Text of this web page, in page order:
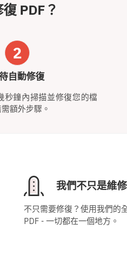
PDF？
2
自動修復
秒鐘內掃描並修復您的檔
額外步驟。
我們不只是維修
不只需要修復？使用我們的
PDF - 一切都在一個地方。